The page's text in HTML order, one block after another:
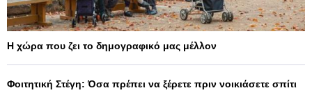
Η χώρα που ζει το δημογραφικό μας μέλλον
Φοιτητική Στέγη: Όσα πρέπει να ξέρετε πριν νοικιάσετε σπίτι